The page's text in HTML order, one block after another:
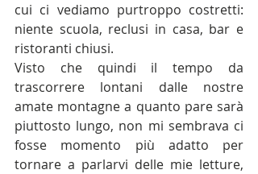
cui ci vediamo purtroppo costretti:
niente scuola, reclusi in casa, bar e
ristoranti chiusi.
Visto che quindi il tempo da
trascorrere lontani dalle nostre
amate montagne a quanto pare sarà
piuttosto lungo, non mi sembrava ci
fosse momento più adatto per
tornare a parlarvi delle mie letture,